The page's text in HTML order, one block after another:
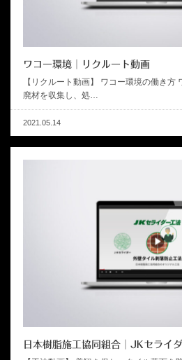
ワコー環境│リクルート動画
【リクルート動画】 ワコー環境の働き方
廃材を収集し、処…
2021.05.14
日本樹脂施工協同組合│JKセライ